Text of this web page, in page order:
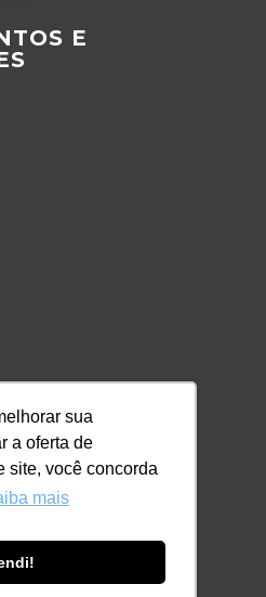
sua
a oferta de
site, você concorda
mais
E
da Instituição no